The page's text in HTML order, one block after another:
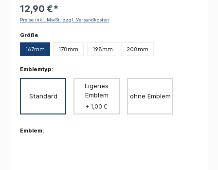
12,90 €*
Preise inkl. MwSt. zzgl. Versandkosten
Größe
167mm 178mm 198mm 208mm
Emblemtyp:
Standard
Eigenes
Emblem
+ 1,00 €
ohne Emblem
Emblem: